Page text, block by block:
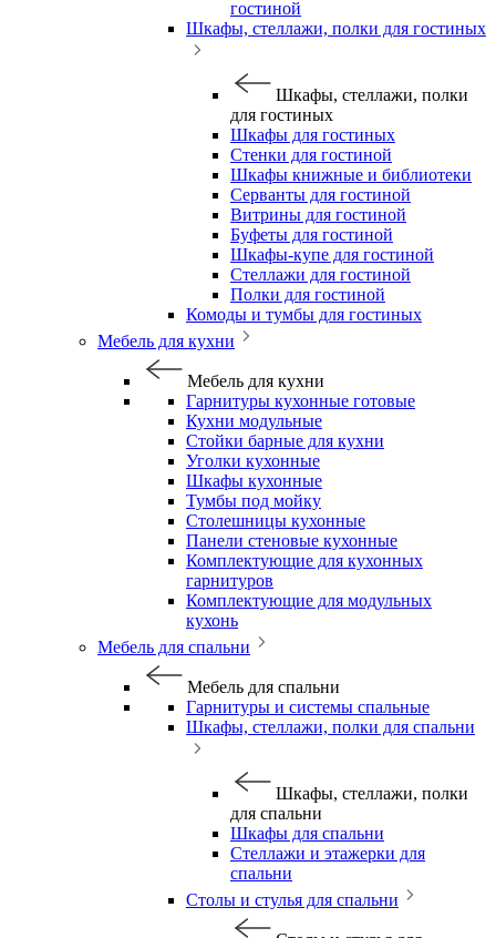
гостиной
Шкафы, стеллажи, полки для гостиных
Шкафы, стеллажи, полки
для гостиных
Шкафы для гостиных
Стенки для гостиной
Шкафы книжные и библиотеки
Серванты для гостиной
Витрины для гостиной
Буфеты для гостиной
Шкафы-купе для гостиной
Стеллажи для гостиной
Полки для гостиной
Комоды и тумбы для гостиных
Мебель для кухни
Мебель для кухни
Гарнитуры кухонные готовые
Кухни модульные
Стойки барные для кухни
Уголки кухонные
Шкафы кухонные
Тумбы под мойку
Столешницы кухонные
Панели стеновые кухонные
Комплектующие для кухонных
гарнитуров
Комплектующие для модульных
кухонь
Мебель для спальни
Мебель для спальни
Гарнитуры и системы спальные
Шкафы, стеллажи, полки для спальни
Шкафы, стеллажи, полки
для спальни
Шкафы для спальни
Стеллажи и этажерки для
спальни
Столы и стулья для спальни